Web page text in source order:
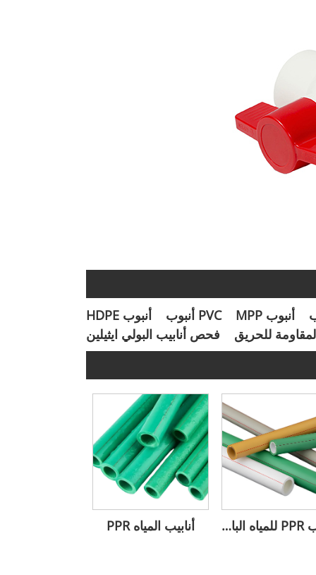
أنبوب HDPE PVC أنبوب أنبوب MPP
فحص أنابيب البولي ايثيلين
للحريق
أنابيب المياه PPR أنابيب PPR للمياه الباردة والساخنة